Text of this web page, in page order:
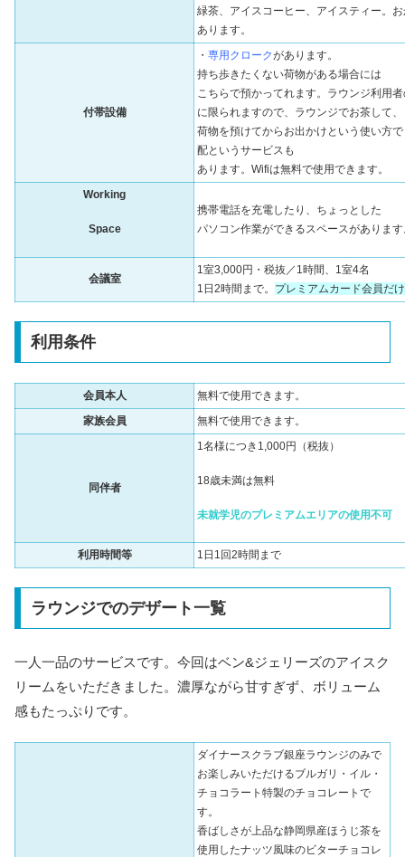
緑茶、アイスコーヒー、アイスティー。
あります。
付帯設備
・ 専用クロークがあります。
持ち歩きたくない荷物がある場合には
こちらで預かってれます。ラウンジ利用
に限られますので、ラウンジでお茶して、
荷物を預けてからお出かけという使い方
配というサービスも
あります。Wifiは無料で使用できます。
Working
Space
携帯電話を充電したり、ちょっとした
パソコン作業ができるスペースがありま
会議室
1室3,000円・税抜／1時間、1室4名
1日2時間まで。 プレミアムカード会員だ
利用条件
会員本人
無料で使用できます。
家族会員
無料で使用できます。
同伴者
1名様につき1,000円（税抜）
18歳未満は無料
未就学児のプレミアムエリアの使用不可
利用時間等 1日1回2時間まで
ラウンジでのデザート一覧
一人一品のサービスです。今回はベン&ジェリーズのアイスク
リームをいただきました。濃厚ながら甘すぎず、ボリューム
感もたっぷりです。
ダイナースクラブ銀座ラウンジのみで
お楽しみいただけるブルガリ・イル・
チョコラート特製のチョコレートで
す。
香ばしさが上品な静岡県産ほうじ茶を
使用したナッツ風味のビターチョコレ